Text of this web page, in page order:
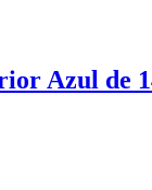
Azul de